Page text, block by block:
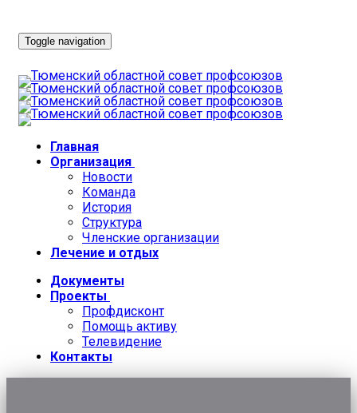
Toggle navigation
Главная
Организация
Новости
Команда
История
Структура
Членские организации
Лечение и отдых
Документы
Проекты
Профдисконт
Помощь активу
Телевидение
Контакты